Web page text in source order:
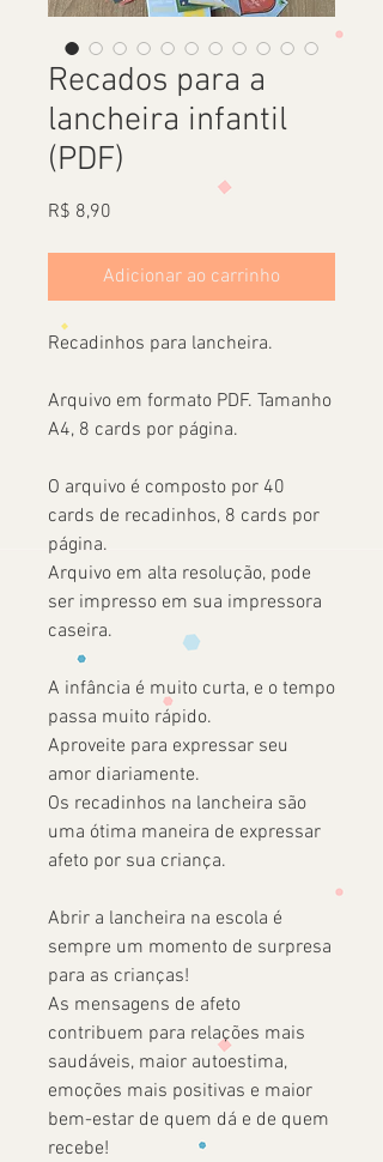
Recados para a
lancheira infantil
(PDF)
R$ 8,90
Adicionar ao carrinho
Recadinhos para lancheira.
Arquivo em formato PDF. Tamanho
A4, 8 cards por página.
O arquivo é composto por 40
cards de recadinhos, 8 cards por
página.
Arquivo em alta resolução, pode
ser impresso em sua impressora
caseira.
A infância é muito curta, e o tempo
passa muito rápido.
Aproveite para expressar seu
amor diariamente.
Os recadinhos na lancheira são
uma ótima maneira de expressar
afeto por sua criança.
Abrir a lancheira na escola é
sempre um momento de surpresa
para as crianças!
As mensagens de afeto
contribuem para relações mais
saudáveis, maior autoestima,
emoções mais positivas e maior
bem-estar de quem dá e de quem
recebe!